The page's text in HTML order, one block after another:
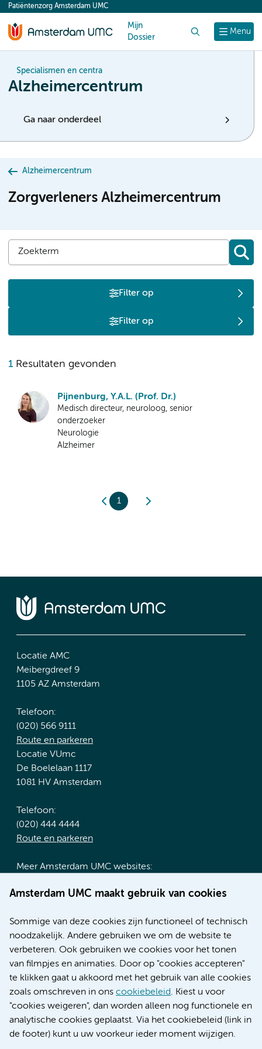
content
Amsterdam UMC maakt gebruik van cookies
Sommige van deze cookies zijn functioneel of technisch
noodzakelijk. Andere gebruiken we om de website te
verbeteren. Ook gebruiken we cookies voor het tonen
van filmpjes en animaties. Door op "cookies accepteren"
te klikken gaat u akkoord met het gebruik van alle cookies
zoals omschreven in ons cookiebeleid. Kiest u voor
"cookies weigeren", dan worden alleen nog functionele en
analytische cookies geplaatst. Via het cookiebeleid (link in
de footer) kunt u uw voorkeur ieder moment wijzigen.
Menu
Patiëntenzorg Amsterdam UMC
Mijn
Dossier
Specialismen en centra
Alzheimercentrum
Ga naar onderdeel
Alzheimercentrum
Zorgverleners Alzheimercentrum
Filter op
Filter op
1Resultaten gevonden
Pijnenburg, Y.A.L. (Prof. Dr.)
Medisch directeur, neuroloog, senior
onderzoeker
Neurologie
Alzheimer
1
Locatie AMC
Meibergdreef 9
1105 AZ Amsterdam
Telefoon:
(020) 566 9111
Route en parkeren
Locatie VUmc
De Boelelaan 1117
1081 HV Amsterdam
Telefoon:
(020) 444 4444
Route en parkeren
Meer Amsterdam UMC websites:
Werken bij Amsterdam UMC
Nieuws
Research
Educatie locatie AMC
Educatie locatie VUmc
Verwijzen & diagnostiek